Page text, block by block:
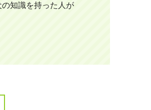
知識を持った人が